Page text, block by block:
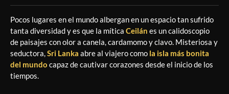
Pocos lugares en el mundo albergan en un espacio tan sufrido
tanta diversidad y es que la mítica Ceilán es un calidoscopio
de paisajes con olor a canela, cardamomo y clavo. Misteriosa y
seductora,Sri Lanka abre al viajero como la isla más bonita
del mundo capaz de cautivar corazones desde el inicio de los
tiempos.